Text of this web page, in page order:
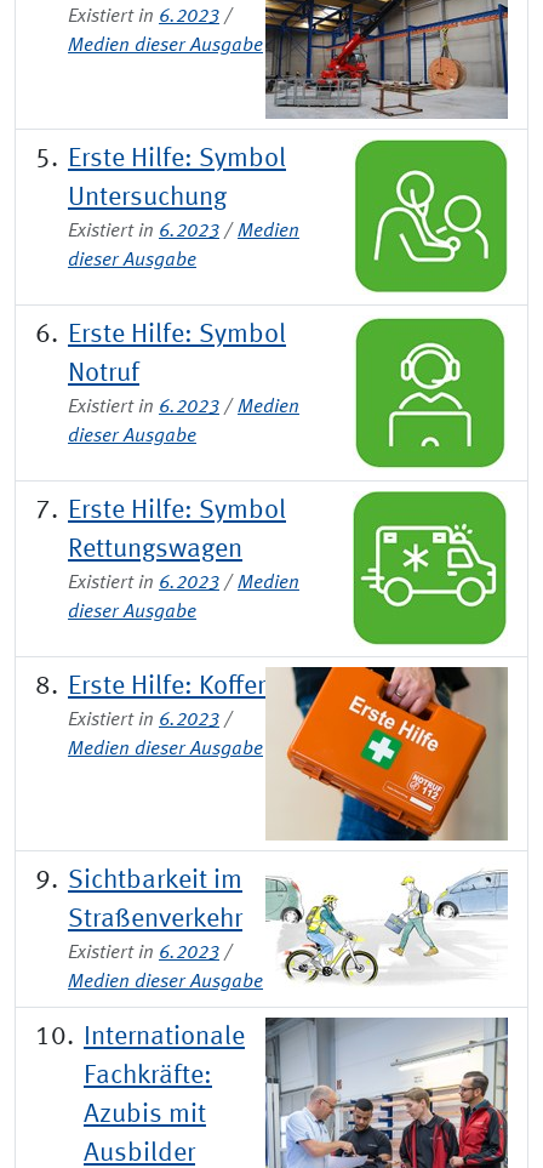
Existiert in 6.2023 /
Medien dieser Ausgabe
Erste Hilfe: Symbol
Untersuchung
Existiert in 6.2023 / Medien
dieser Ausgabe
Erste Hilfe: Symbol
Notruf
Existiert in 6.2023 / Medien
dieser Ausgabe
Erste Hilfe: Symbol
Rettungswagen
Existiert in 6.2023 / Medien
dieser Ausgabe
Erste Hilfe: Koffer
Existiert in 6.2023 /
Medien dieser Ausgabe
Sichtbarkeit im
Straßenverkehr
Existiert in 6.2023 /
Medien dieser Ausgabe
Internationale
Fachkräfte:
Azubis mit
Ausbilder